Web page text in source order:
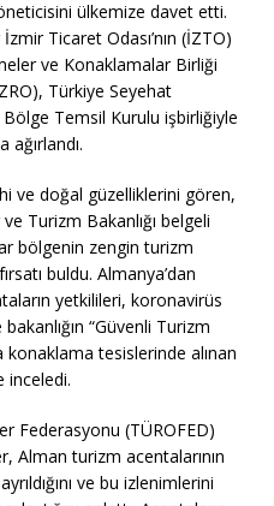
ülkemize davet etti.
Ticaret Odası’nın (İZTO)
ve Konaklamalar Birliği
Türkiye Seyehat
Temsil Kurulu işbirliğiyle
ağırlandı.
ve doğal güzelliklerini gören,
Turizm Bakanlığı belgeli
bölgenin zengin turizm
buldu. Almanya’dan
yetkilileri, koronavirüs
“Güvenli Turizm
konaklama tesislerinde alınan
inceledi.
Federasyonu (TÜROFED)
Alman turizm acentalarının
ve bu izlenimlerini